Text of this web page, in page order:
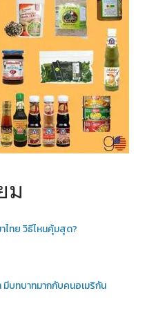
ม
ไทย วิธีไหนคุ้มสุด?
มีบทบาทมากกับคนอเมริกัน